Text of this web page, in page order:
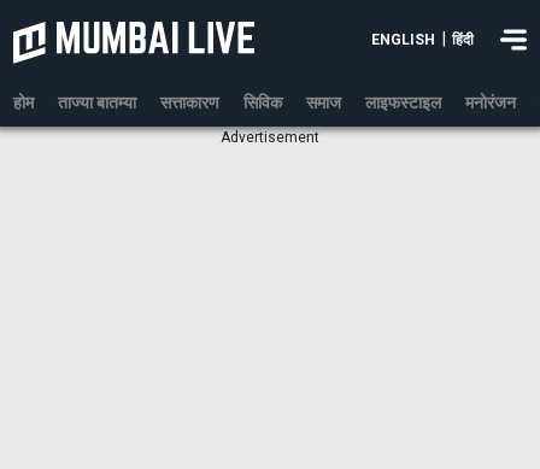
ENGLISH हिंदी
होम ताज्या बातम्या सत्ताकारण सिविक समाज लाइफस्टाइल मनोरंजन
Advertisement